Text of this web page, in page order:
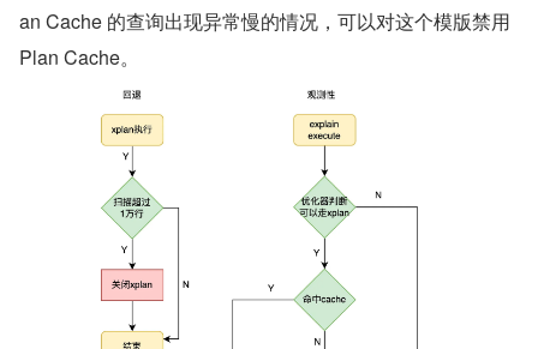
an Cache 的查询出现异常慢的情况，可以对这个模版禁用
Plan Cache。